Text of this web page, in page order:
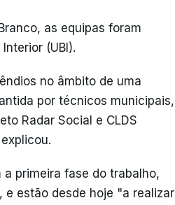
as equipas foram
(UBI).
no âmbito de uma
por técnicos municipais,
Radar Social e CLDS
primeira fase do trabalho,
estão desde hoje "a realizar